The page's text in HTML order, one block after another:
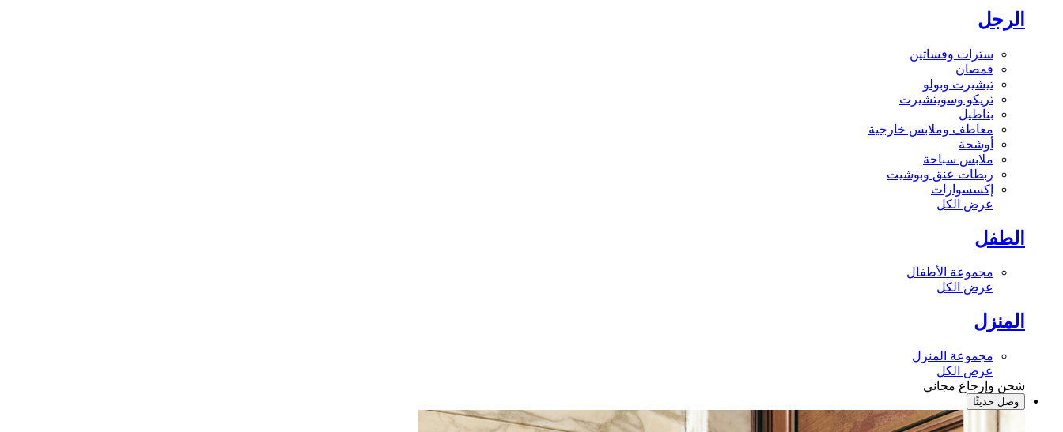
الرجل
سترات وفساتين
قمصان
تيشيرت وبولو
تريكو وسويتشيرت
بناطيل
معاطف وملابس خارجية
أوشحة
ملابس سباحة
ربطات عنق وبوشيت
إكسسوارات
عرض الكل
الطفل
مجموعة الأطفال
عرض الكل
المنزل
مجموعة المنزل
عرض الكل
شحن وإرجاع مجاني
وصل حديثًا